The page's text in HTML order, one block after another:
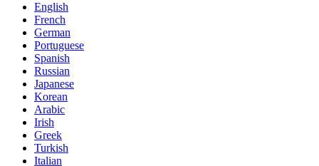
English
French
German
Portuguese
Spanish
Russian
Japanese
Korean
Arabic
Irish
Greek
Turkish
Italian